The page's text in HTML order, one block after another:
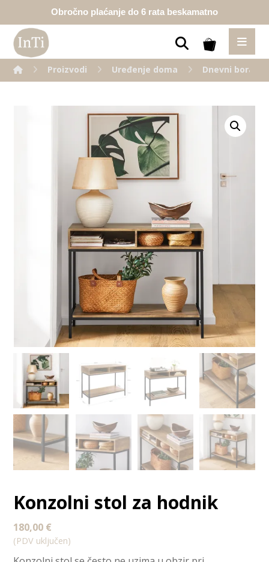
Obročno plaćanje do 6 rata beskamatno
Proizvodi Uređenje doma Dnevni
Enlarge the image
Konzolni stol za hodnik
180,00 €
(PDV uključen)